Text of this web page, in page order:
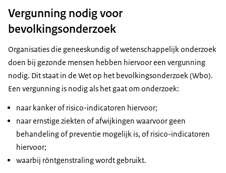
Vergunning nodig voor
bevolkingsonderzoek
Organisaties die geneeskundig of wetenschappelijk onderzoek
doen bij gezonde mensen hebben hiervoor een vergunning
nodig. Dit staat in de Wet op het bevolkingsonderzoek (Wbo).
Een vergunning is nodig als het gaat om onderzoek:
naar kanker of risico-indicatoren hiervoor;
naar ernstige ziekten of afwijkingen waarvoor geen
behandeling of preventie mogelijk is, of risico-indicatoren
hiervoor;
waarbij röntgenstraling wordt gebruikt.